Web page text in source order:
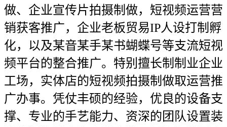
做、企业宣传片拍摄制做，短视频运营营
销获客推广，企业老板贸易IP人设打制孵
化，以及某音某手某书蝴蝶号等支流短视
频平台的整合推广。特别擅长制制业企业
工场，实体店的短视频拍摄制做取运营推
广办事。凭仗丰硕的经验，优良的设备支
撑、专业的手艺能力、资深的团队设置装